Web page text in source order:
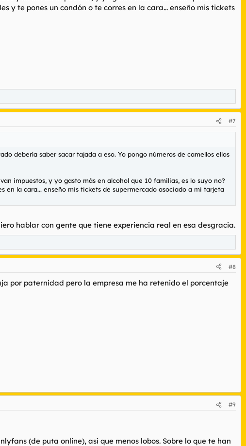
y te pones un condón o te corres en la cara... enseño mis tickets
#7
debería saber sacar tajada a eso. Yo pongo números de camellos ellos
impuestos, y yo gasto más en alcohol que 10 familias, es lo suyo no?
en la cara... enseño mis tickets de supermercado asociado a mi tarjeta
hablar con gente que tiene experiencia real en esa desgracia.
#8
por paternidad pero la empresa me ha retenido el porcentaje
#9
(de puta online), así que menos lobos. Sobre lo que te han